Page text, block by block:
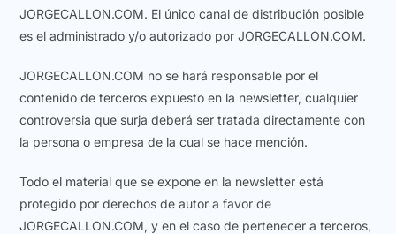
JORGECALLON.COM. El único canal de distribución posible
es el administrado y/o autorizado por JORGECALLON.COM.
JORGECALLON.COM no se hará responsable por el
contenido de terceros expuesto en la newsletter, cualquier
controversia que surja deberá ser tratada directamente con
la persona o empresa de la cual se hace mención.
Todo el material que se expone en la newsletter está
protegido por derechos de autor a favor de
JORGECALLON.COM, y en el caso de pertenecer a terceros,